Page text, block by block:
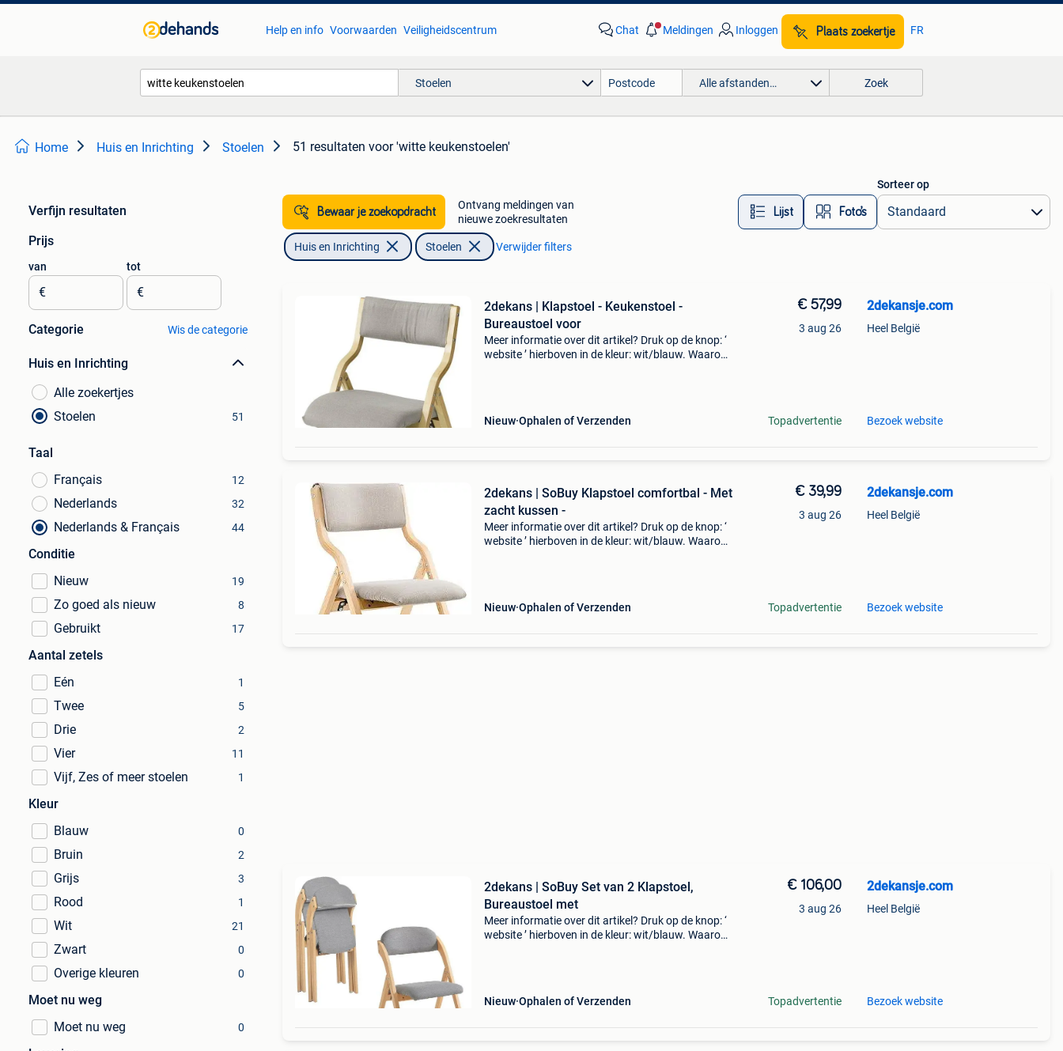
Help en info Voorwaarden Veiligheidscentrum Chat Meldingen Inloggen Plaats zoekertje FR
Stoelen Alle afstanden… Zoek
Home Huis en Inrichting Stoelen 51 resultaten voor 'witte keukenstoelen'
Verfijn resultaten
Prijs
van
€
tot
€
Categorie Wis de categorie
Huis en Inrichting
Alle zoekertjes
Stoelen
51
Taal
Français
12
Nederlands 32
Nederlands & Français 44
Conditie
Nieuw
19
Zo goed als nieuw 8
Gebruikt 17
Aantal zetels
Eén
1
Twee 5
Drie 2
Vier 11
Vijf, Zes of meer stoelen 1
Kleur
Blauw
0
Bruin 2
Grijs 3
Rood 1
Wit 21
Zwart 0
Overige kleuren 0
Moet nu weg
Moet nu weg
0
Bewaar je zoekopdracht
Ontvang meldingen van
nieuwe zoekresultaten
Lijst Foto’s
Sorteer op
Huis en Inrichting Stoelen Verwijder filters
2dekans | Klapstoel - Keukenstoel -
Bureaustoel voor
Meer informatie over dit artikel? Druk op de knop: ‘
website ’ hierboven in de kleur: wit/blauw. Waarom
Nieuw Ophalen of Verzenden
€ 57,99
3 aug 26
Topadvertentie
2dekansje.com
Heel België
Bezoek website
2dekans | SoBuy Klapstoel comfortbal - Met
zacht kussen -
Meer informatie over dit artikel? Druk op de knop: ‘
website ’ hierboven in de kleur: wit/blauw. Waarom
Nieuw Ophalen of Verzenden
€ 39,99
3 aug 26
Topadvertentie
2dekansje.com
Heel België
Bezoek website
2dekans | SoBuy Set van 2 Klapstoel,
Bureaustoel met
Meer informatie over dit artikel? Druk op de knop: ‘
website ’ hierboven in de kleur: wit/blauw. Waarom
Nieuw Ophalen of Verzenden
€ 106,00
3 aug 26
Topadvertentie
2dekansje.com
Heel België
Bezoek website